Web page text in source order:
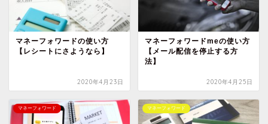
マネーフォワードの使い方
【レシートにさようなら】
2020年4月23日
マネーフォワードmeの使い方
【メール配信を停止する方
法】
2020年4月25日
マネーフォワード マネーフォワード